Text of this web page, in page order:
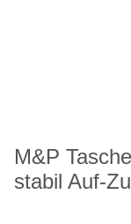
M&P
stabil Auf-